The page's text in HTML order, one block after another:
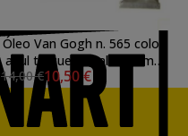
Óleo Van Gogh n. 565 color
azul turquesa ftalo (60 ml)
S.2
14,00 €10,50 €